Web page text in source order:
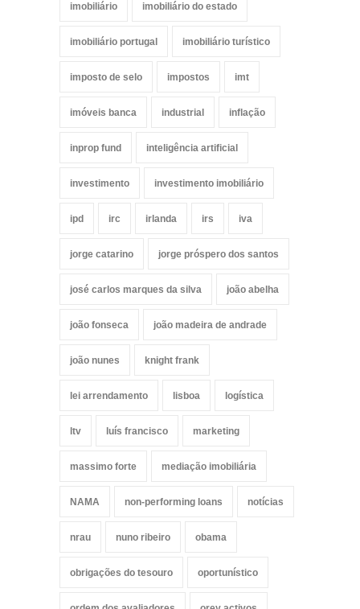
imobiliário imobiliário do estado
imobiliário portugal imobiliário turístico
imposto de selo impostos imt
imóveis banca industrial inflação
inprop fund inteligência artificial
investimento investimento imobiliário
ipd irc irlanda irs iva
jorge catarino jorge próspero dos santos
josé carlos marques da silva joão abelha
joão fonseca joão madeira de andrade
joão nunes knight frank
lei arrendamento lisboa logística
ltv luís francisco marketing
massimo forte mediação imobiliária
NAMA non-performing loans notícias
nrau nuno ribeiro obama
obrigações do tesouro oportunístico